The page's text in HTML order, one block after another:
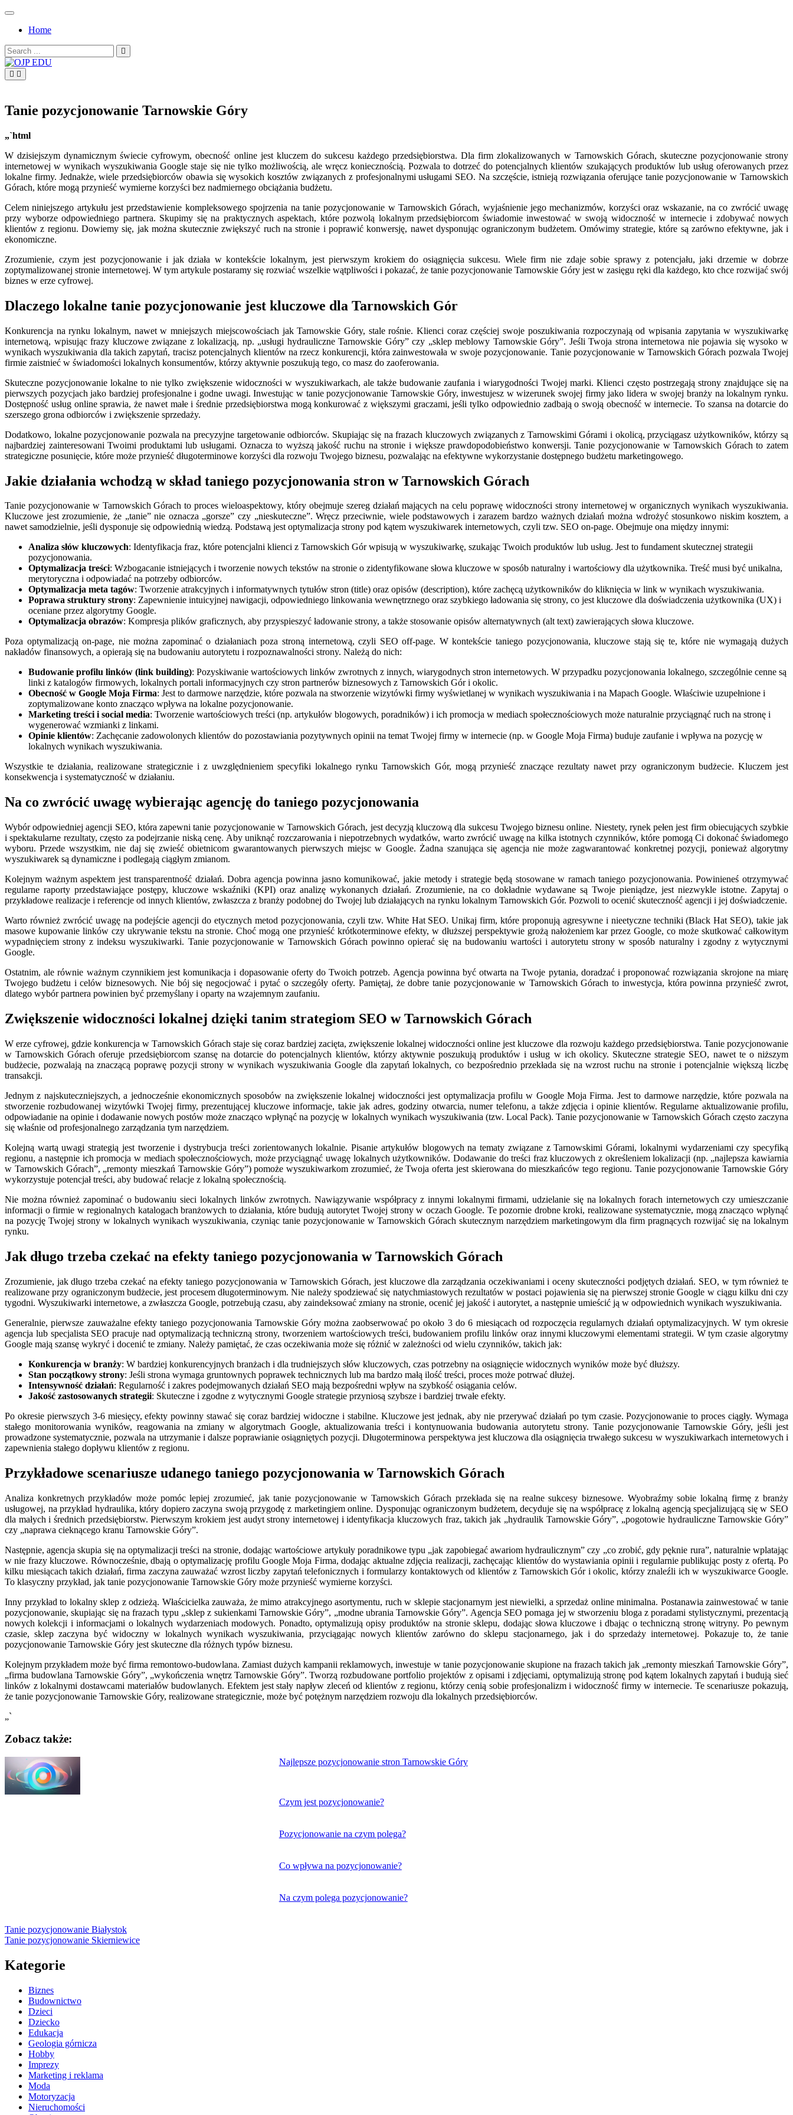
Skip
contentHome
Search
for:
Tanie pozycjonowanie Tarnowskie Góry
„`html
W dzisiejszym dynamicznym świecie cyfrowym, obecność online jest kluczem do sukcesu każdego przedsiębiorstwa. Dla firm zlokalizowanych w Tarnowskich Górach, skuteczne pozycjonowanie strony
internetowej w wynikach wyszukiwania Google staje się nie tylko możliwością, ale wręcz koniecznością. Pozwala to dotrzeć do potencjalnych klientów szukających produktów lub usług oferowanych przez
lokalne firmy. Jednakże, wiele przedsiębiorców obawia się wysokich kosztów związanych z profesjonalnymi usługami SEO. Na szczęście, istnieją rozwiązania oferujące tanie pozycjonowanie w Tarnowskich
Górach, które mogą przynieść wymierne korzyści bez nadmiernego obciążania budżetu.
Celem niniejszego artykułu jest przedstawienie kompleksowego spojrzenia na tanie pozycjonowanie w Tarnowskich Górach, wyjaśnienie jego mechanizmów, korzyści oraz wskazanie, na co zwrócić uwagę
przy wyborze odpowiedniego partnera. Skupimy się na praktycznych aspektach, które pozwolą lokalnym przedsiębiorcom świadomie inwestować w swoją widoczność w internecie i zdobywać nowych
klientów z regionu. Dowiemy się, jak można skutecznie zwiększyć ruch na stronie i poprawić konwersję, nawet dysponując ograniczonym budżetem. Omówimy strategie, które są zarówno efektywne, jak i
ekonomiczne.
Zrozumienie, czym jest pozycjonowanie i jak działa w kontekście lokalnym, jest pierwszym krokiem do osiągnięcia sukcesu. Wiele firm nie zdaje sobie sprawy z potencjału, jaki drzemie w dobrze
zoptymalizowanej stronie internetowej. W tym artykule postaramy się rozwiać wszelkie wątpliwości i pokazać, że tanie pozycjonowanie Tarnowskie Góry jest w zasięgu ręki dla każdego, kto chce rozwijać swój
biznes w erze cyfrowej.
Dlaczego lokalne tanie pozycjonowanie jest kluczowe dla Tarnowskich Gór
Konkurencja na rynku lokalnym, nawet w mniejszych miejscowościach jak Tarnowskie Góry, stale rośnie. Klienci coraz częściej swoje poszukiwania rozpoczynają od wpisania zapytania w wyszukiwarkę
internetową, wpisując frazy kluczowe związane z lokalizacją, np. „usługi hydrauliczne Tarnowskie Góry” czy „sklep meblowy Tarnowskie Góry”. Jeśli Twoja strona internetowa nie pojawia się wysoko w
wynikach wyszukiwania dla takich zapytań, tracisz potencjalnych klientów na rzecz konkurencji, która zainwestowała w swoje pozycjonowanie. Tanie pozycjonowanie w Tarnowskich Górach pozwala Twojej
firmie zaistnieć w świadomości lokalnych konsumentów, którzy aktywnie poszukują tego, co masz do zaoferowania.
Skuteczne pozycjonowanie lokalne to nie tylko zwiększenie widoczności w wyszukiwarkach, ale także budowanie zaufania i wiarygodności Twojej marki. Klienci często postrzegają strony znajdujące się na
pierwszych pozycjach jako bardziej profesjonalne i godne uwagi. Inwestując w tanie pozycjonowanie Tarnowskie Góry, inwestujesz w wizerunek swojej firmy jako lidera w swojej branży na lokalnym rynku.
Dostępność usług online sprawia, że nawet małe i średnie przedsiębiorstwa mogą konkurować z większymi graczami, jeśli tylko odpowiednio zadbają o swoją obecność w internecie. To szansa na dotarcie do
szerszego grona odbiorców i zwiększenie sprzedaży.
Dodatkowo, lokalne pozycjonowanie pozwala na precyzyjne targetowanie odbiorców. Skupiając się na frazach kluczowych związanych z Tarnowskimi Górami i okolicą, przyciągasz użytkowników, którzy są
najbardziej zainteresowani Twoimi produktami lub usługami. Oznacza to wyższą jakość ruchu na stronie i większe prawdopodobieństwo konwersji. Tanie pozycjonowanie w Tarnowskich Górach to zatem
strategiczne posunięcie, które może przynieść długoterminowe korzyści dla rozwoju Twojego biznesu, pozwalając na efektywne wykorzystanie dostępnego budżetu marketingowego.
Jakie działania wchodzą w skład taniego pozycjonowania stron w Tarnowskich Górach
Tanie pozycjonowanie w Tarnowskich Górach to proces wieloaspektowy, który obejmuje szereg działań mających na celu poprawę widoczności strony internetowej w organicznych wynikach wyszukiwania.
Kluczowe jest zrozumienie, że „tanie” nie oznacza „gorsze” czy „nieskuteczne”. Wręcz przeciwnie, wiele podstawowych i zarazem bardzo ważnych działań można wdrożyć stosunkowo niskim kosztem, a
nawet samodzielnie, jeśli dysponuje się odpowiednią wiedzą. Podstawą jest optymalizacja strony pod kątem wyszukiwarek internetowych, czyli tzw. SEO on-page. Obejmuje ona między innymi:
Analiza słów kluczowych: Identyfikacja fraz, które potencjalni klienci z Tarnowskich Gór wpisują w wyszukiwarkę, szukając Twoich produktów lub usług. Jest to fundament skutecznej strategii
pozycjonowania.
Optymalizacja treści: Wzbogacanie istniejących i tworzenie nowych tekstów na stronie o zidentyfikowane słowa kluczowe w sposób naturalny i wartościowy dla użytkownika. Treść musi być unikalna,
merytoryczna i odpowiadać na potrzeby odbiorców.
Optymalizacja meta tagów: Tworzenie atrakcyjnych i informatywnych tytułów stron (title) oraz opisów (description), które zachęcą użytkowników do kliknięcia w link w wynikach wyszukiwania.
Poprawa struktury strony: Zapewnienie intuicyjnej nawigacji, odpowiedniego linkowania wewnętrznego oraz szybkiego ładowania się strony, co jest kluczowe dla doświadczenia użytkownika (UX) i
oceniane przez algorytmy Google.
Optymalizacja obrazów: Kompresja plików graficznych, aby przyspieszyć ładowanie strony, a także stosowanie opisów alternatywnych (alt text) zawierających słowa kluczowe.
Poza optymalizacją on-page, nie można zapominać o działaniach poza stroną internetową, czyli SEO off-page. W kontekście taniego pozycjonowania, kluczowe stają się te, które nie wymagają dużych
nakładów finansowych, a opierają się na budowaniu autorytetu i rozpoznawalności strony. Należą do nich:
Budowanie profilu linków (link building): Pozyskiwanie wartościowych linków zwrotnych z innych, wiarygodnych stron internetowych. W przypadku pozycjonowania lokalnego, szczególnie cenne są
linki z katalogów firmowych, lokalnych portali informacyjnych czy stron partnerów biznesowych z Tarnowskich Gór i okolic.
Obecność w Google Moja Firma: Jest to darmowe narzędzie, które pozwala na stworzenie wizytówki firmy wyświetlanej w wynikach wyszukiwania i na Mapach Google. Właściwie uzupełnione i
zoptymalizowane konto znacząco wpływa na lokalne pozycjonowanie.
Marketing treści i social media: Tworzenie wartościowych treści (np. artykułów blogowych, poradników) i ich promocja w mediach społecznościowych może naturalnie przyciągnąć ruch na stronę i
wygenerować wzmianki z linkami.
Opinie klientów: Zachęcanie zadowolonych klientów do pozostawiania pozytywnych opinii na temat Twojej firmy w internecie (np. w Google Moja Firma) buduje zaufanie i wpływa na pozycję w
lokalnych wynikach wyszukiwania.
Wszystkie te działania, realizowane strategicznie i z uwzględnieniem specyfiki lokalnego rynku Tarnowskich Gór, mogą przynieść znaczące rezultaty nawet przy ograniczonym budżecie. Kluczem jest
konsekwencja i systematyczność w działaniu.
Na co zwrócić uwagę wybierając agencję do taniego pozycjonowania
Wybór odpowiedniej agencji SEO, która zapewni tanie pozycjonowanie w Tarnowskich Górach, jest decyzją kluczową dla sukcesu Twojego biznesu online. Niestety, rynek pełen jest firm obiecujących szybkie
i spektakularne rezultaty, często za podejrzanie niską cenę. Aby uniknąć rozczarowania i niepotrzebnych wydatków, warto zwrócić uwagę na kilka istotnych czynników, które pomogą Ci dokonać świadomego
wyboru. Przede wszystkim, nie daj się zwieść obietnicom gwarantowanych pierwszych miejsc w Google. Żadna szanująca się agencja nie może zagwarantować konkretnej pozycji, ponieważ algorytmy
wyszukiwarek są dynamiczne i podlegają ciągłym zmianom.
Kolejnym ważnym aspektem jest transparentność działań. Dobra agencja powinna jasno komunikować, jakie metody i strategie będą stosowane w ramach taniego pozycjonowania. Powinieneś otrzymywać
regularne raporty przedstawiające postępy, kluczowe wskaźniki (KPI) oraz analizę wykonanych działań. Zrozumienie, na co dokładnie wydawane są Twoje pieniądze, jest niezwykle istotne. Zapytaj o
przykładowe realizacje i referencje od innych klientów, zwłaszcza z branży podobnej do Twojej lub działających na rynku lokalnym Tarnowskich Gór. Pozwoli to ocenić skuteczność agencji i jej doświadczenie.
Warto również zwrócić uwagę na podejście agencji do etycznych metod pozycjonowania, czyli tzw. White Hat SEO. Unikaj firm, które proponują agresywne i nieetyczne techniki (Black Hat SEO), takie jak
masowe kupowanie linków czy ukrywanie tekstu na stronie. Choć mogą one przynieść krótkoterminowe efekty, w dłuższej perspektywie grożą nałożeniem kar przez Google, co może skutkować całkowitym
wypadnięciem strony z indeksu wyszukiwarki. Tanie pozycjonowanie w Tarnowskich Górach powinno opierać się na budowaniu wartości i autorytetu strony w sposób naturalny i zgodny z wytycznymi
Google.
Ostatnim, ale równie ważnym czynnikiem jest komunikacja i dopasowanie oferty do Twoich potrzeb. Agencja powinna być otwarta na Twoje pytania, doradzać i proponować rozwiązania skrojone na miarę
Twojego budżetu i celów biznesowych. Nie bój się negocjować i pytać o szczegóły oferty. Pamiętaj, że dobre tanie pozycjonowanie w Tarnowskich Górach to inwestycja, która powinna przynieść zwrot,
dlatego wybór partnera powinien być przemyślany i oparty na wzajemnym zaufaniu.
Zwiększenie widoczności lokalnej dzięki tanim strategiom SEO w Tarnowskich Górach
W erze cyfrowej, gdzie konkurencja w Tarnowskich Górach staje się coraz bardziej zacięta, zwiększenie lokalnej widoczności online jest kluczowe dla rozwoju każdego przedsiębiorstwa. Tanie pozycjonowanie
w Tarnowskich Górach oferuje przedsiębiorcom szansę na dotarcie do potencjalnych klientów, którzy aktywnie poszukują produktów i usług w ich okolicy. Skuteczne strategie SEO, nawet te o niższym
budżecie, pozwalają na znaczącą poprawę pozycji strony w wynikach wyszukiwania Google dla zapytań lokalnych, co bezpośrednio przekłada się na wzrost ruchu na stronie i potencjalnie większą liczbę
transakcji.
Jednym z najskuteczniejszych, a jednocześnie ekonomicznych sposobów na zwiększenie lokalnej widoczności jest optymalizacja profilu w Google Moja Firma. Jest to darmowe narzędzie, które pozwala na
stworzenie rozbudowanej wizytówki Twojej firmy, prezentującej kluczowe informacje, takie jak adres, godziny otwarcia, numer telefonu, a także zdjęcia i opinie klientów. Regularne aktualizowanie profilu,
odpowiadanie na opinie i dodawanie nowych postów może znacząco wpłynąć na pozycję w lokalnych wynikach wyszukiwania (tzw. Local Pack). Tanie pozycjonowanie w Tarnowskich Górach często zaczyna
się właśnie od profesjonalnego zarządzania tym narzędziem.
Kolejną wartą uwagi strategią jest tworzenie i dystrybucja treści zorientowanych lokalnie. Pisanie artykułów blogowych na tematy związane z Tarnowskimi Górami, lokalnymi wydarzeniami czy specyfiką
regionu, a następnie ich promocja w mediach społecznościowych, może przyciągnąć uwagę lokalnych użytkowników. Dodawanie do treści fraz kluczowych z określeniem lokalizacji (np. „najlepsza kawiarnia
w Tarnowskich Górach”, „remonty mieszkań Tarnowskie Góry”) pomoże wyszukiwarkom zrozumieć, że Twoja oferta jest skierowana do mieszkańców tego regionu. Tanie pozycjonowanie Tarnowskie Góry
wykorzystuje potencjał treści, aby budować relacje z lokalną społecznością.
Nie można również zapominać o budowaniu sieci lokalnych linków zwrotnych. Nawiązywanie współpracy z innymi lokalnymi firmami, udzielanie się na lokalnych forach internetowych czy umieszczanie
informacji o firmie w regionalnych katalogach branżowych to działania, które budują autorytet Twojej strony w oczach Google. Te pozornie drobne kroki, realizowane systematycznie, mogą znacząco wpłynąć
na pozycję Twojej strony w lokalnych wynikach wyszukiwania, czyniąc tanie pozycjonowanie w Tarnowskich Górach skutecznym narzędziem marketingowym dla firm pragnących rozwijać się na lokalnym
rynku.
Jak długo trzeba czekać na efekty taniego pozycjonowania w Tarnowskich Górach
Zrozumienie, jak długo trzeba czekać na efekty taniego pozycjonowania w Tarnowskich Górach, jest kluczowe dla zarządzania oczekiwaniami i oceny skuteczności podjętych działań. SEO, w tym również te
realizowane przy ograniczonym budżecie, jest procesem długoterminowym. Nie należy spodziewać się natychmiastowych rezultatów w postaci pojawienia się na pierwszej stronie Google w ciągu kilku dni czy
tygodni. Wyszukiwarki internetowe, a zwłaszcza Google, potrzebują czasu, aby zaindeksować zmiany na stronie, ocenić jej jakość i autorytet, a następnie umieścić ją w odpowiednich wynikach wyszukiwania.
Generalnie, pierwsze zauważalne efekty taniego pozycjonowania Tarnowskie Góry można zaobserwować po około 3 do 6 miesiącach od rozpoczęcia regularnych działań optymalizacyjnych. W tym okresie
agencja lub specjalista SEO pracuje nad optymalizacją techniczną strony, tworzeniem wartościowych treści, budowaniem profilu linków oraz innymi kluczowymi elementami strategii. W tym czasie algorytmy
Google mają szansę wykryć i docenić te zmiany. Należy pamiętać, że czas oczekiwania może się różnić w zależności od wielu czynników, takich jak:
Konkurencja w branży: W bardziej konkurencyjnych branżach i dla trudniejszych słów kluczowych, czas potrzebny na osiągnięcie widocznych wyników może być dłuższy.
Stan początkowy strony: Jeśli strona wymaga gruntownych poprawek technicznych lub ma bardzo małą ilość treści, proces może potrwać dłużej.
Intensywność działań: Regularność i zakres podejmowanych działań SEO mają bezpośredni wpływ na szybkość osiągania celów.
Jakość zastosowanych strategii: Skuteczne i zgodne z wytycznymi Google strategie przyniosą szybsze i bardziej trwałe efekty.
Po okresie pierwszych 3-6 miesięcy, efekty powinny stawać się coraz bardziej widoczne i stabilne. Kluczowe jest jednak, aby nie przerywać działań po tym czasie. Pozycjonowanie to proces ciągły. Wymaga
stałego monitorowania wyników, reagowania na zmiany w algorytmach Google, aktualizowania treści i kontynuowania budowania autorytetu strony. Tanie pozycjonowanie Tarnowskie Góry, jeśli jest
prowadzone systematycznie, pozwala na utrzymanie i dalsze poprawianie osiągniętych pozycji. Długoterminowa perspektywa jest kluczowa dla osiągnięcia trwałego sukcesu w wyszukiwarkach internetowych i
zapewnienia stałego dopływu klientów z regionu.
Przykładowe scenariusze udanego taniego pozycjonowania w Tarnowskich Górach
Analiza konkretnych przykładów może pomóc lepiej zrozumieć, jak tanie pozycjonowanie w Tarnowskich Górach przekłada się na realne sukcesy biznesowe. Wyobraźmy sobie lokalną firmę z branży
usługowej, na przykład hydraulika, który dopiero zaczyna swoją przygodę z marketingiem online. Dysponując ograniczonym budżetem, decyduje się na współpracę z lokalną agencją specjalizującą się w SEO
dla małych i średnich przedsiębiorstw. Pierwszym krokiem jest audyt strony internetowej i identyfikacja kluczowych fraz, takich jak „hydraulik Tarnowskie Góry”, „pogotowie hydrauliczne Tarnowskie Góry”
czy „naprawa cieknącego kranu Tarnowskie Góry”.
Następnie, agencja skupia się na optymalizacji treści na stronie, dodając wartościowe artykuły poradnikowe typu „jak zapobiegać awariom hydraulicznym” czy „co zrobić, gdy pęknie rura”, naturalnie wplatając
w nie frazy kluczowe. Równocześnie, dbają o optymalizację profilu Google Moja Firma, dodając aktualne zdjęcia realizacji, zachęcając klientów do wystawiania opinii i regularnie publikując posty z ofertą. Po
kilku miesiącach takich działań, firma zaczyna zauważać wzrost liczby zapytań telefonicznych i formularzy kontaktowych od klientów z Tarnowskich Gór i okolic, którzy znaleźli ich w wyszukiwarce Google.
To klasyczny przykład, jak tanie pozycjonowanie Tarnowskie Góry może przynieść wymierne korzyści.
Inny przykład to lokalny sklep z odzieżą. Właścicielka zauważa, że mimo atrakcyjnego asortymentu, ruch w sklepie stacjonarnym jest niewielki, a sprzedaż online minimalna. Postanawia zainwestować w tanie
pozycjonowanie, skupiając się na frazach typu „sklep z sukienkami Tarnowskie Góry”, „modne ubrania Tarnowskie Góry”. Agencja SEO pomaga jej w stworzeniu bloga z poradami stylistycznymi, prezentacją
nowych kolekcji i informacjami o lokalnych wydarzeniach modowych. Ponadto, optymalizują opisy produktów na stronie sklepu, dodając słowa kluczowe i dbając o techniczną stronę witryny. Po pewnym
czasie, sklep zaczyna być widoczny w lokalnych wynikach wyszukiwania, przyciągając nowych klientów zarówno do sklepu stacjonarnego, jak i do sprzedaży internetowej. Pokazuje to, że tanie
pozycjonowanie Tarnowskie Góry jest skuteczne dla różnych typów biznesu.
Kolejnym przykładem może być firma remontowo-budowlana. Zamiast dużych kampanii reklamowych, inwestuje w tanie pozycjonowanie skupione na frazach takich jak „remonty mieszkań Tarnowskie Góry”,
„firma budowlana Tarnowskie Góry”, „wykończenia wnętrz Tarnowskie Góry”. Tworzą rozbudowane portfolio projektów z opisami i zdjęciami, optymalizują stronę pod kątem lokalnych zapytań i budują sieć
linków z lokalnymi dostawcami materiałów budowlanych. Efektem jest stały napływ zleceń od klientów z regionu, którzy cenią sobie profesjonalizm i widoczność firmy w internecie. Te scenariusze pokazują,
że tanie pozycjonowanie Tarnowskie Góry, realizowane strategicznie, może być potężnym narzędziem rozwoju dla lokalnych przedsiębiorców.
„`
Zobacz także:
Najlepsze pozycjonowanie stron Tarnowskie Góry
Czym jest pozycjonowanie?
Pozycjonowanie na czym polega?
Co wpływa na pozycjonowanie?
Na czym polega pozycjonowanie?
Nawigacja
wpisu
Tanie pozycjonowanie Białystok
Tanie pozycjonowanie Skierniewice
Kategorie
Biznes
Budownictwo
Dzieci
Dziecko
Edukacja
Geologia górnicza
Hobby
Imprezy
Marketing i reklama
Moda
Motoryzacja
Nieruchomości